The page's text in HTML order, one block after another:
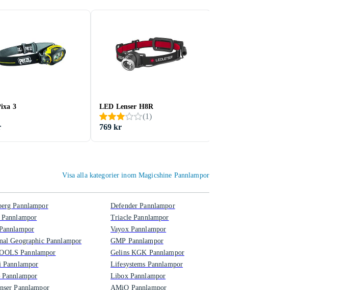
3 LED Lenser H8R
(1)
769 kr
Visa alla kategorier inom Magicshine Pannlampor
Pannlampor
Geographic Pannlampor
Pannlampor
Pannlampor
Defender Pannlampor
Triacle Pannlampor
Vayox Pannlampor
GMP Pannlampor
Gelins KGK Pannlampor
Lifesystems Pannlampor
Libox Pannlampor
AMiO Pannlampor